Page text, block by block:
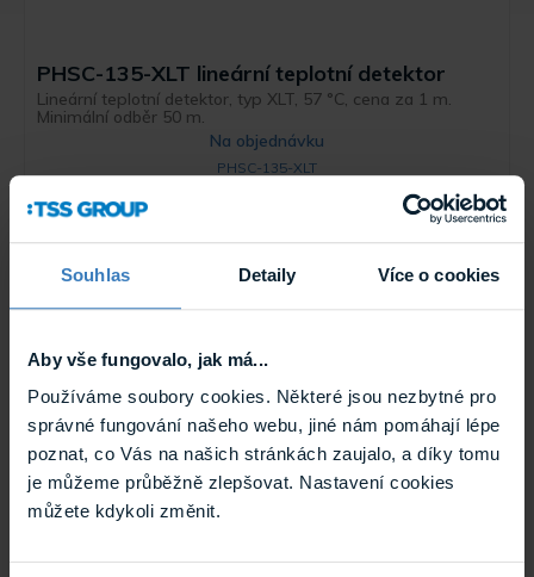
Souhlas Detaily Více o cookies
Aby vše fungovalo, jak má...
Používáme soubory cookies. Některé jsou nezbytné pro
správné fungování našeho webu, jiné nám pomáhají lépe
poznat, co Vás na našich stránkách zaujalo, a díky tomu
je můžeme průběžně zlepšovat. Nastavení cookies
můžete kdykoli změnit.
PHSC-135-XLT lineární teplotní detektor
Lineární teplotní detektor, typ XLT, 57 °C, cena za 1 m.
Minimální odběr 50 m.
Na objednávku
PHSC-135-XLT
PHSC-135-XLT-M lineární teplotní detektor
Lineární teplotní detektor, typ XLT, 57 °C, cena za 1 m.
Minimální odběr 50 m.
Na objednávku